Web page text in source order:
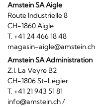
Amstein SA Aigle
Route Industrielle 8
CH-1860 Aigle
T. +41 24 466 18 48
magasin-aigle@amstein.ch
Amstein SA Administration
Z.I. La Veyre B2
CH-1806 St-Légier
T. +41 21 943 51 81
info@amstein.ch/